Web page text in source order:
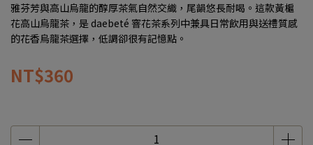
雅芬芳與高山烏龍的醇厚茶氣自然交織，尾韻悠長耐喝。這款黃槴
花高山烏龍茶，是 daebeté 窨花茶系列中兼具日常飲用與送禮質感
的花香烏龍茶選擇，低調卻很有記憶點。
NT$360